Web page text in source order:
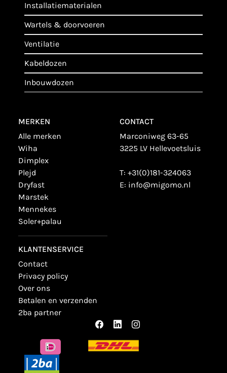
installatiematerialen
wartels & doorvoeren
ventilatie
kabeldozen
inbouwdozen
MERKEN
alle merken
wiha
dimplex
plejd
dryfast
marstek
mennekes
soler+palau
KLANTENSERVICE
contact
privacy policy
over ons
betalen en verzenden
2ba partner
CONTACT
Marconiweg 63-65
3225 LV Hellevoetsluis
T: +31(0)181-324063
E: info@migomo.nl